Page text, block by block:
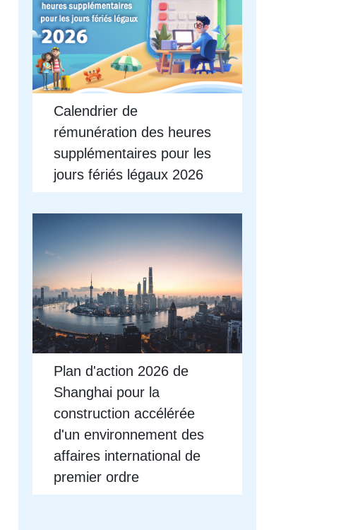
Calendrier de
rémunération des heures
supplémentaires pour les
jours fériés légaux 2026
Plan d'action 2026 de
Shanghai pour la
construction accélérée
d'un environnement des
affaires international de
premier ordre